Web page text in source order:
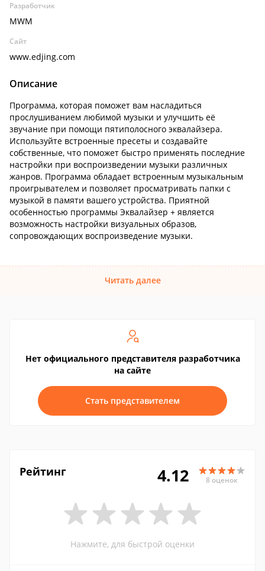
Разработчик
MWM
Сайт
www.edjing.com
Описание
Программа, которая поможет вам насладиться
прослушиванием любимой музыки и улучшить её
звучание при помощи пятиполосного эквалайзера.
Используйте встроенные пресеты и создавайте
собственные, что поможет быстро применять последние
настройки при воспроизведении музыки различных
жанров. Программа обладает встроенным музыкальным
проигрывателем и позволяет просматривать папки с
музыкой в памяти вашего устройства. Приятной
особенностью программы Эквалайзер + является
возможность настройки визуальных образов,
сопровождающих воспроизведение музыки.
Читать далее
Нет официального представителя разработчика
на сайте
Стать представителем
Рейтинг 4.12 8 оценок
Нажмите, для быстрой оценки